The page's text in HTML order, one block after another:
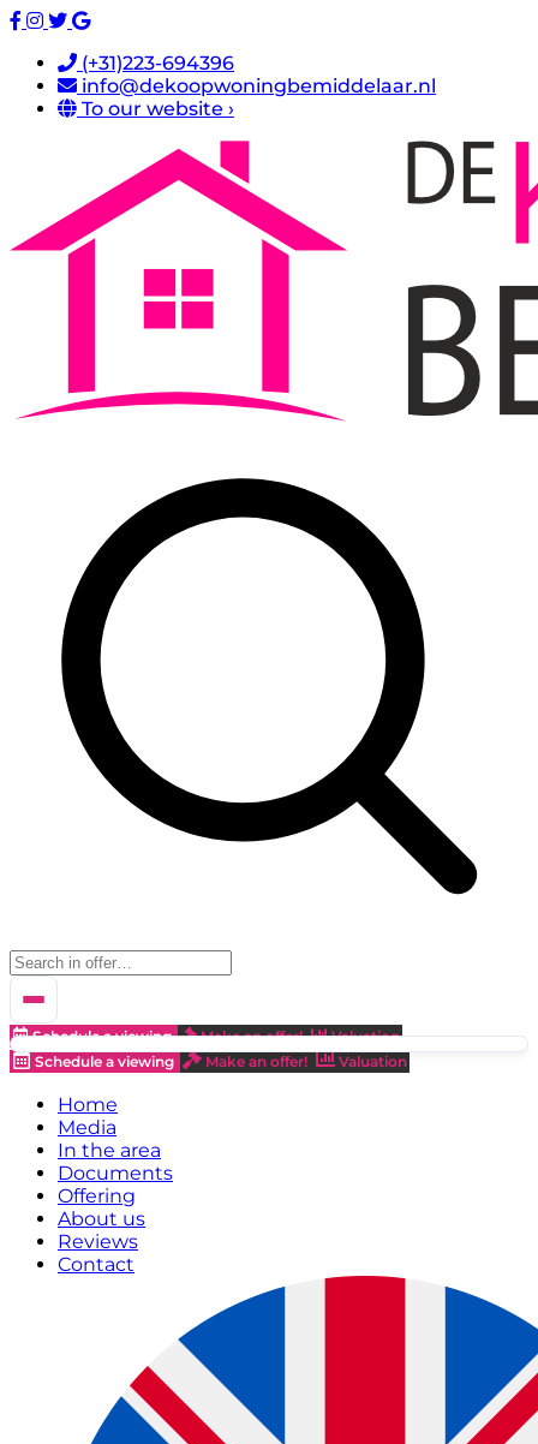
(+31)223-694396
info@dekoopwoningbemiddelaar.nl
To our website ›
Schedule a viewing Make an offer!
Valuation
Schedule a viewing
Make an offer! Valuation
Home
Media
In the area
Documents
Offering
About us
Reviews
Contact